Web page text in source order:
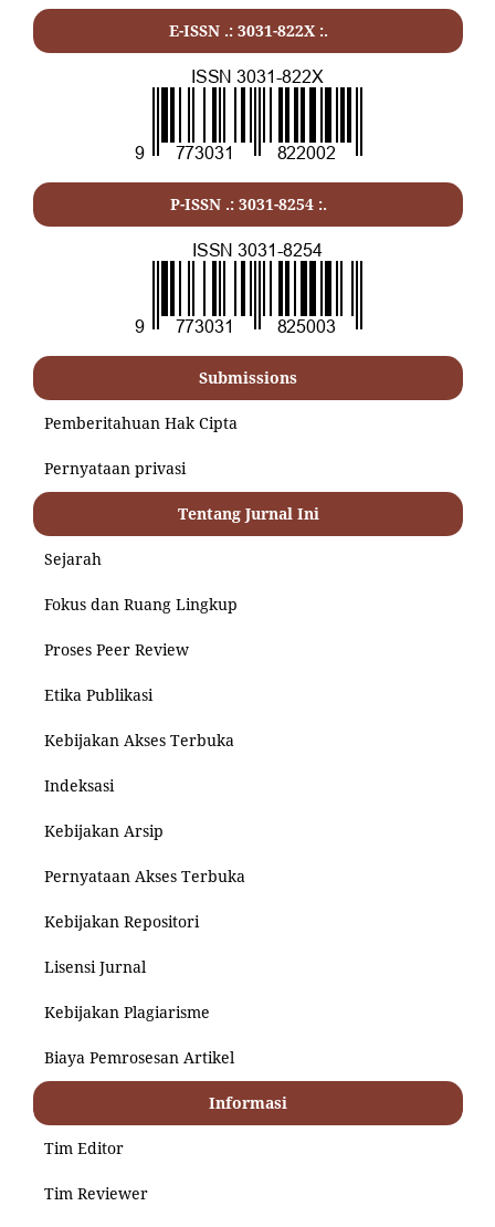
E-ISSN .: 3031-822X:.
P-ISSN .: 3031-8254:.
Submissions
Pemberitahuan Hak Cipta
Pernyataan privasi
Tentang Jurnal Ini
Sejarah
Fokus dan Ruang Lingkup
Proses Peer Review
Etika Publikasi
Kebijakan Akses Terbuka
Indeksasi
Kebijakan Arsip
Pernyataan Akses Terbuka
Kebijakan Repositori
Lisensi Jurnal
Kebijakan Plagiarisme
Biaya Pemrosesan Artikel
Informasi
Tim Editor
Tim Reviewer